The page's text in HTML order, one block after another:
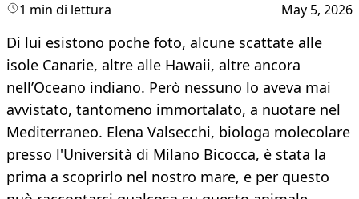
1 min di lettura May 5, 2026
Di lui esistono poche foto, alcune scattate alle
isole Canarie, altre alle Hawaii, altre ancora
nell’Oceano indiano. Però nessuno lo aveva mai
avvistato, tantomeno immortalato, a nuotare nel
Mediterraneo. Elena Valsecchi, biologa molecolare
presso l'Università di Milano Bicocca, è stata la
prima a scoprirlo nel nostro mare, e per questo